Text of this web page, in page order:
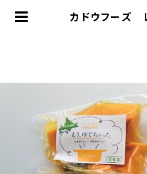
カドウフーズ